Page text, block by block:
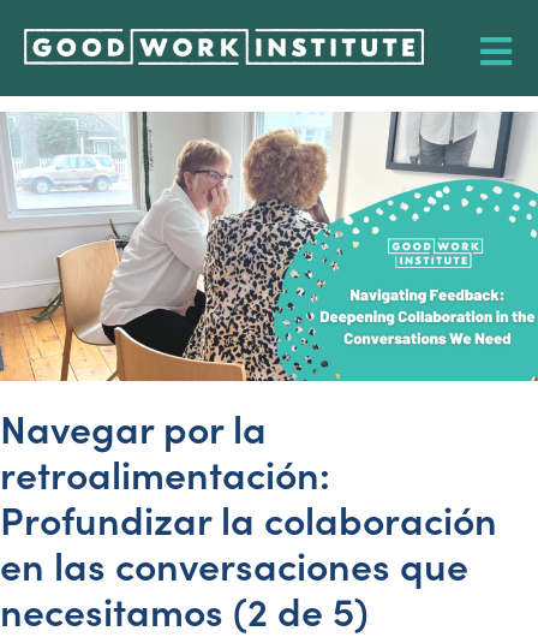
Navegar por la
retroalimentación:
Profundizar la colaboración
en las conversaciones que
necesitamos (2 de 5)